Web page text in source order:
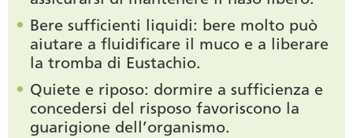
Bere sufficienti liquidi: bere molto può
aiutare a fluidificare il muco e a liberare
la tromba di Eustachio.
Quiete e riposo: dormire a sufficienza e
concedersi del risposo favoriscono la
guarigione dell’organismo.